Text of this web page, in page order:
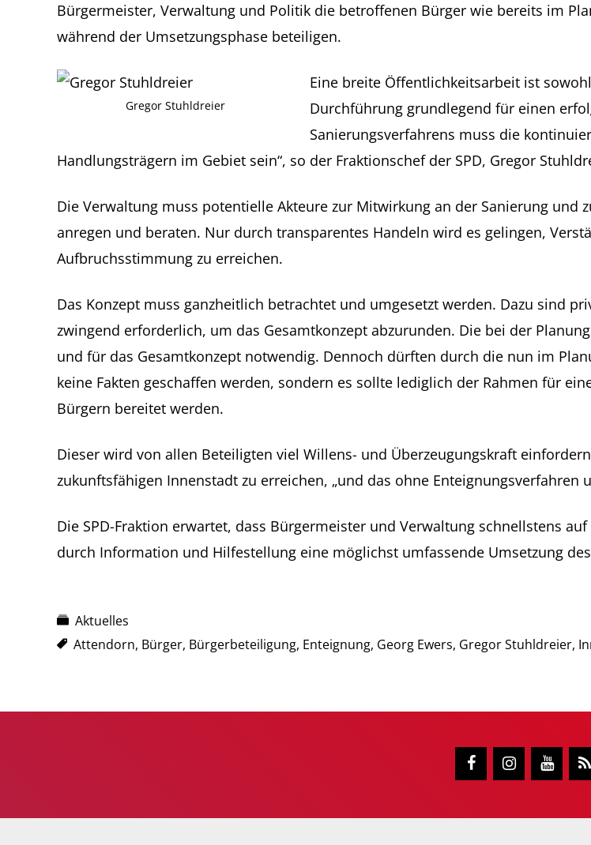
Bürgermeister, Verwaltung und Politik die betroffenen Bürger wie bereits im
während der Umsetzungsphase beteiligen.
Gregor Stuhldreier
Eine breite Öffentlichkeitsarbeit ist
Durchführung grundlegend für einen
Sanierungsverfahrens muss die
Handlungsträgern im Gebiet sein“, so der Fraktionschef der SPD, Gregor
Die Verwaltung muss potentielle Akteure zur Mitwirkung an der Sanierung
anregen und beraten. Nur durch transparentes Handeln wird es gelingen,
Aufbruchsstimmung zu erreichen.
Das Konzept muss ganzheitlich betrachtet und umgesetzt werden. Dazu sind
zwingend erforderlich, um das Gesamtkonzept abzurunden. Die bei der
und für das Gesamtkonzept notwendig. Dennoch dürften durch die nun im
keine Fakten geschaffen werden, sondern es sollte lediglich der Rahmen für
Bürgern bereitet werden.
Dieser wird von allen Beteiligten viel Willens- und Überzeugungskraft
zukunftsfähigen Innenstadt zu erreichen, „und das ohne Enteignungsverfahren
Die SPD-Fraktion erwartet, dass Bürgermeister und Verwaltung schnellstens
durch Information und Hilfestellung eine möglichst umfassende Umsetzung
Aktuelles
Attendorn, Bürger, Bürgerbeteiligung, Enteignung, Georg Ewers, Gregor Stuhldreier,